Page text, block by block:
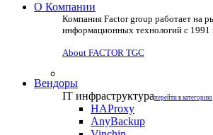
О Компании
Компания Factor group работает на
информационных технологий с 1991
About FACTOR TGC
Вендоры
IT инфраструктураперейти в категорию
HAProxy
AnyBackup